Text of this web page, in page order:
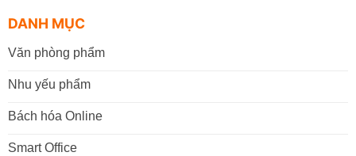
DANH MỤC
Văn phòng phẩm
Nhu yếu phẩm
Bách hóa Online
Smart Office